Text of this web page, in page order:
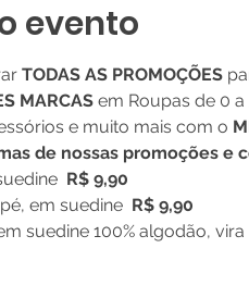
evento
TODAS AS PROMOÇÕES
MARCAS em Roupas de 0 a
e muito mais com o
de nossas promoções e
R$ 9,90
em suedine R$ 9,90
suedine 100% algodão, vira